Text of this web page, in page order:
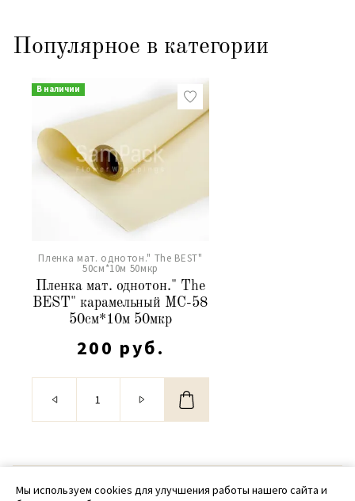
Популярное в категории
В наличии
Пленка мат. однотон." The BEST"
50см*10м 50мкр
Пленка мат. однотон." The
BEST" карамельный МС-58
50см*10м 50мкр
200 руб.
© 2020 - 2026 SamPack
Мы используем cookies для улучшения работы нашего сайта и